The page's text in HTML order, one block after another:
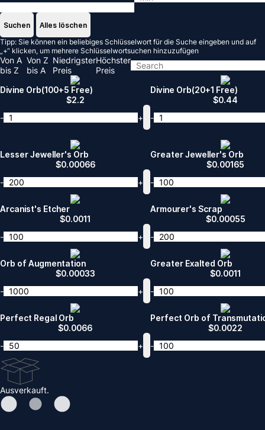
Suchen
Alles löschen
Tipp: Sie können ein beliebiges Schlüsselwort für die Suche eingeben und auf
„+“ klicken, um mehrere Schlüsselwortsuchen hinzuzufügen
Von A
bis Z
Von Z
bis A
Niedrigster
Preis
Höchster
Preis
Divine Orb(100+5 Free)
$2.2
-
+
Divine Orb(20+1 Free)
$0.44
-
Lesser Jeweller's Orb
$0.00066
-
+
Greater Jeweller's Orb
$0.00165
-
Arcanist's Etcher
$0.0011
-
+
Armourer's Scrap
$0.00055
-
Orb of Augmentation
$0.00033
-
+
Greater Exalted Orb
$0.0011
-
Perfect Regal Orb
$0.0066
-
+
Perfect Orb of
$0.0022
-
Ausverkauft.